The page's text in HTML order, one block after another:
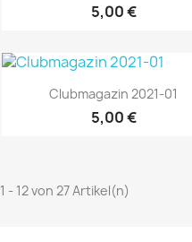
5,00 €
Vorschau
Clubmagazin 2021-01
5,00 €
1 - 12 von 27 Artikel(n)